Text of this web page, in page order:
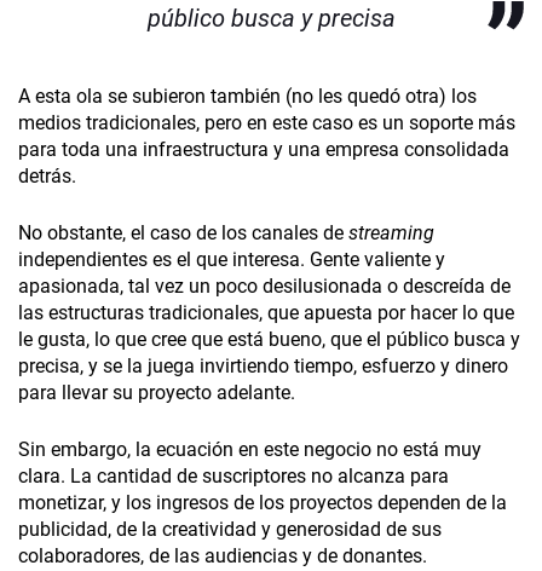
público busca y precisa
A esta ola se subieron también (no les quedó otra) los
medios tradicionales, pero en este caso es un soporte más
para toda una infraestructura y una empresa consolidada
detrás.
No obstante, el caso de los canales de streaming
independientes es el que interesa. Gente valiente y
apasionada, tal vez un poco desilusionada o descreída de
las estructuras tradicionales, que apuesta por hacer lo que
le gusta, lo que cree que está bueno, que el público busca y
precisa, y se la juega invirtiendo tiempo, esfuerzo y dinero
para llevar su proyecto adelante.
Sin embargo, la ecuación en este negocio no está muy
clara. La cantidad de suscriptores no alcanza para
monetizar, y los ingresos de los proyectos dependen de la
publicidad, de la creatividad y generosidad de sus
colaboradores, de las audiencias y de donantes.